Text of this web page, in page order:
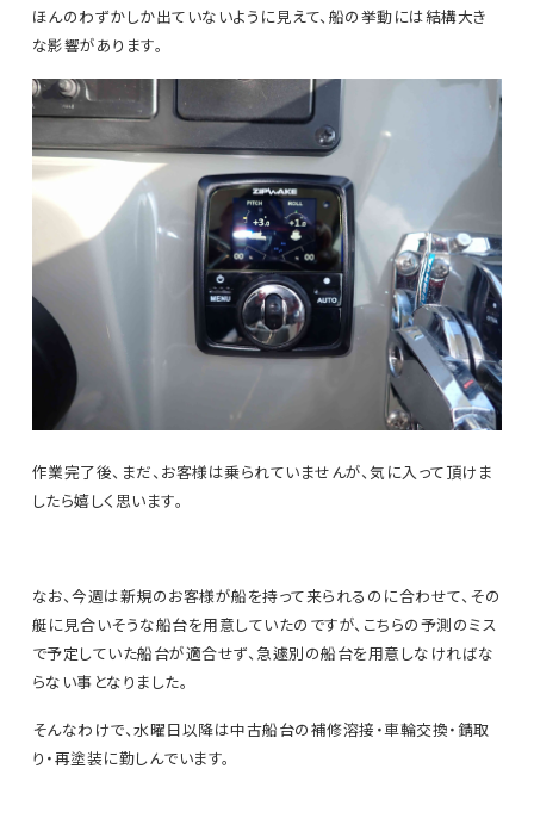
ほんのわずかしか出ていないように見えて、船の挙動には結構大き
な影響があります。
作業完了後、まだ、お客様は乗られていませんが、気に入って頂けま
したら嬉しく思います。
なお、今週は新規のお客様が船を持って来られるのに合わせて、その
艇に見合いそうな船台を用意していたのですが、こちらの予測のミス
で予定していた船台が適合せず、急遽別の船台を用意しなければな
らない事となりました。
そんなわけで、水曜日以降は中古船台の補修溶接・車輪交換・錆取
り・再塗装に勤しんでいます。